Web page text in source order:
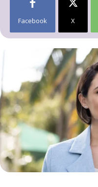
Facebook X